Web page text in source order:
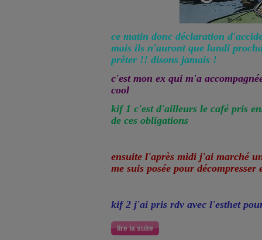
ce matin donc déclaration
mais ils n'auront que lundi
prêter !! disons jamais !
c'est mon ex qui m'a
cool
kif 1 c'est d'ailleurs le café pris
de ces obligations
ensuite l'après midi j'ai marché
me suis posée pour
kif 2 j'ai pris rdv avec l'esthet
lire la suite